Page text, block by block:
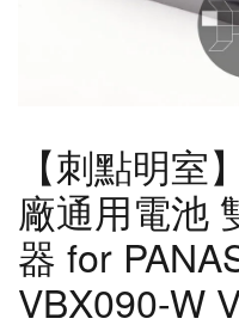
【刺點明室
廠通用電池
器 for
VBX090-W